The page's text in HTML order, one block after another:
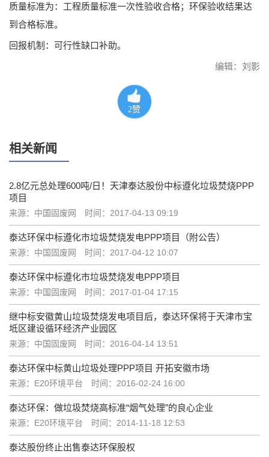
质量标准为：工程质量标准一次性验收合格；环保验收结果达
到合格标准。
回报机制：可行性缺口补助。
编辑：刘影
2赞
相关新闻
2.8亿元总处理600吨/日！天津泰达股份中标遵化垃圾焚烧PPP
项目
来源：中国固废网 时间：2017-04-13 09:19
泰达环保中标遵化市垃圾焚烧发电PPP项目（附公告）
来源：中国固废网 时间：2017-04-12 10:07
泰达环保中标遵化市垃圾焚烧发电PPP项目
来源：中国固废网 时间：2017-01-04 17:15
继中标安徽黄山垃圾焚烧发电项目后，泰达环保将于天津市宝
坻区建设循环经济产业园区
来源：中国固废网 时间：2016-04-14 13:51
泰达环保中标黄山垃圾处理PPP项目 开拓安徽市场
来源：E20环境平台 时间：2016-02-24 16:00
泰达环保：做垃圾焚烧高标准“烟气处理”的良心企业
来源：E20环境平台 时间：2014-11-18 12:53
泰达股份终止出售泰达环保股权